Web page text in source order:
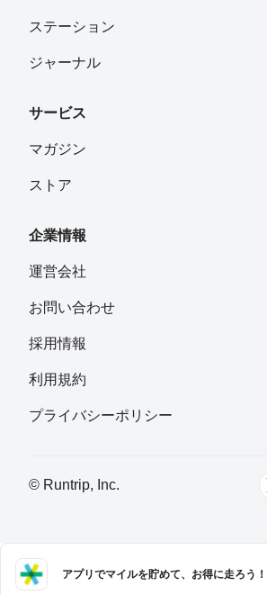
ステーション
ジャーナル
サービス
マガジン
ストア
企業情報
運営会社
お問い合わせ
採用情報
利用規約
プライバシーポリシー
© Runtrip, Inc.
アプリでマイルを貯めて、お得に走ろう！